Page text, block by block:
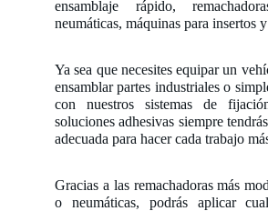
ensamblaje rápido,
neumáticas, máquinas para insertos
Ya sea que necesites equipar un
ensamblar partes industriales o
con nuestros sistemas de
soluciones adhesivas siempre
adecuada para hacer cada trabajo
Gracias a las remachadoras más
o neumáticas, podrás aplicar